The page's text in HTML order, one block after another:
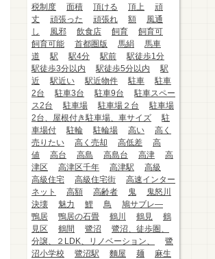
税制度
面積 頂ける 頂上
頑
丈
頑張った 頑張れ 額
風通
し
風邪 飲食店 飼育
飼育可
飼育可能
首都圏版 馬絹
馬車
道
駅 駅4分 駅前
駅徒歩1分
駅徒歩3分以内
駅徒歩5分以内
駅
近
駅近い 駅近物件 駐車
駐車
2台
駐車3台 駐車9台
駐車スペー
ス2台
駐車場 駐車場２台
駐車場
2台、屋根付き駐車場、車サイズ
駐
車場付
駐輪 駐輪場 高い
高く
売りたい
高く売却 高低差
高
値
高台 高島 高島台 高津
高
津区
高津区千年 高津駅
高級
高級住宅
高級住宅街
高速インター
ネット
高額 高齢者 鬼
鬼怒川
決壊
魅力 鯉 鳥
鳩サブレ―
鴨居
鴨居の石畳 鶴川 鶴見
鶴
見区
鶴間 鷺沼
鷺沼、徒歩圏、
分譲、２LDK、リノベーション、
鷺
沼小学校
鷺沼駅 麵屋 麺
麻生